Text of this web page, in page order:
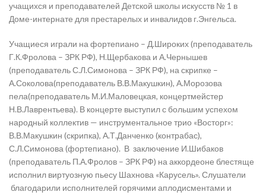
учащихся и преподавателей Детской школы искусств № 1 в
Доме-интернате для престарелых и инвалидов г.Энгельса.
Учащиеся играли на фортепиано – Д.Широких (преподаватель
Г.К.Фролова – ЗРК РФ), Н.Щербакова и А.Чернышев
(преподаватель С.Л.Симонова – ЗРК РФ), на скрипке –
А.Соколова(преподаватель В.В.Макушкин), А.Морозова
пела(преподаватель М.И.Маловецкая, концертмейстер
Н.В.Лаврентьева). В концерте выступил с большим успехом
народный коллектив — инструментальное трио «Восторг»:
В.В.Макушкин (скрипка), А.Т.Данченко (контрабас),
С.Л.Симонова (фортепиано). В заключение И.Шибаков
(преподаватель П.А.Фролов – ЗРК РФ) на аккордеоне блестяще
исполнил виртуозную пьесу Шахнова «Карусель». Слушатели
благодарили исполнителей горячими аплодисментами и